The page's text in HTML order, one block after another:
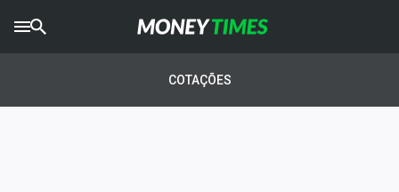
AGROTIMES
COTAÇÕES